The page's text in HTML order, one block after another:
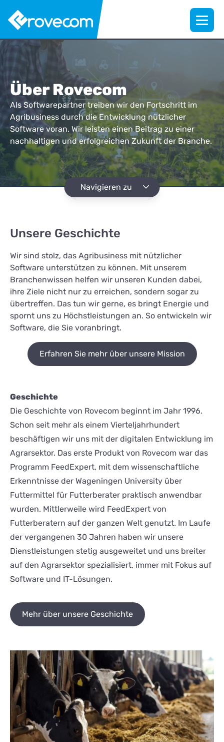
Über Rovecom
Als Softwarepartner treiben wir den Fortschritt im
Agribusiness durch die Entwicklung nützlicher
Software voran. Wir leisten einen Beitrag zu einer
nachhaltigen und erfolgreichen Zukunft der Branche.
Navigieren zu
Unsere Geschichte
Wir sind stolz, das Agribusiness mit nützlicher
Software unterstützen zu können. Mit unserem
Branchenwissen helfen wir unseren Kunden dabei,
ihre Ziele nicht nur zu erreichen, sondern sogar zu
übertreffen. Das tun wir gerne, es bringt Energie und
spornt uns zu Höchstleistungen an. So entwickeln wir
Software, die Sie voranbringt.
Erfahren Sie mehr über unsere Mission
Geschichte
Die Geschichte von Rovecom beginnt im Jahr 1996.
Schon seit mehr als einem Vierteljahrhundert
beschäftigen wir uns mit der digitalen Entwicklung im
Agrarsektor. Das erste Produkt von Rovecom war das
Programm FeedExpert, mit dem wissenschaftliche
Erkenntnisse der Wageningen University über
Futtermittel für Futterberater praktisch anwendbar
wurden. Mittlerweile wird FeedExpert von
Futterberatern auf der ganzen Welt genutzt. Im Laufe
der vergangenen 30 Jahren haben wir unsere
Dienstleistungen stetig ausgeweitet und uns breiter
auf den Agrarsektor spezialisiert, immer mit Fokus auf
Software und IT-Lösungen.
Mehr über unsere Geschichte